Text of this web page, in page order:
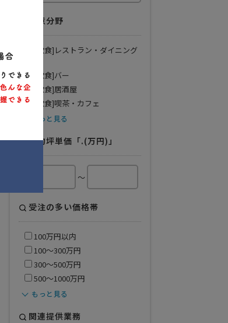
デザイン・設計・施工
施工のみ
得意分野
[飲食]レストラン・ダイニング
[飲食]バー
[飲食]居酒屋
[飲食]喫茶・カフェ
もっと見る
平均坪単価「.(万円)」
～
受注の多い価格帯
100万円以内
100〜300万円
300〜500万円
500〜1000万円
もっと見る
関連提供業務